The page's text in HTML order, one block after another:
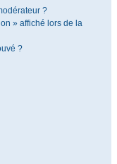
?
» affiché lors de la
?